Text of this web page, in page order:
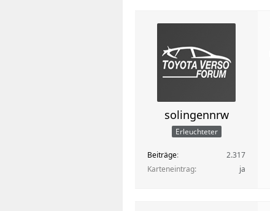
solingennrw
Erleuchteter
Beiträge
2.317
Karteneintrag
ja